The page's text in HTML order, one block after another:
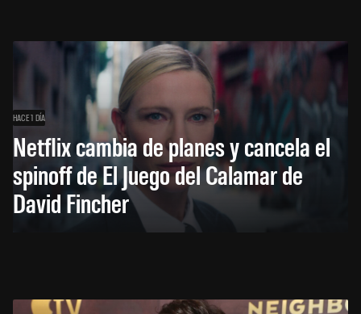
HACE 1 DÍA
Netflix cambia de planes y cancela el
spinoff de El Juego del Calamar de
David Fincher